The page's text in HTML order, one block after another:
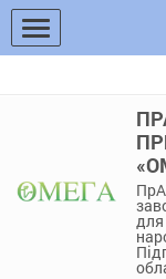
для